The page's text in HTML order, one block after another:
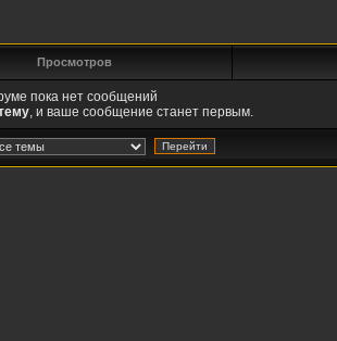
Просмотров
пока нет сообщений
, и ваше сообщение станет первым.